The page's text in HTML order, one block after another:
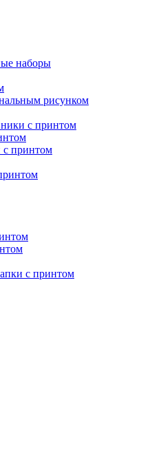
наборы
рисунком
с принтом
с принтом
с принтом